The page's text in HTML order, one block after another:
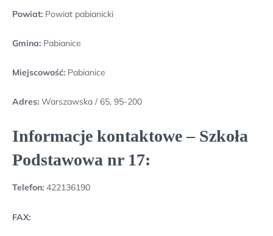
Powiat: Powiat pabianicki
Gmina: Pabianice
Miejscowość: Pabianice
Adres: Warszawska / 65, 95-200
Informacje kontaktowe – Szkoła
Podstawowa nr 17:
Telefon: 422136190
FAX: